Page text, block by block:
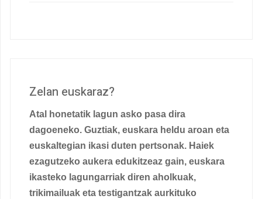
Zelan euskaraz?
Atal honetatik lagun asko pasa dira
dagoeneko. Guztiak, euskara heldu aroan eta
euskaltegian ikasi duten pertsonak. Haiek
ezagutzeko aukera edukitzeaz gain, euskara
ikasteko lagungarriak diren aholkuak,
trikimailuak eta testigantzak aurkituko